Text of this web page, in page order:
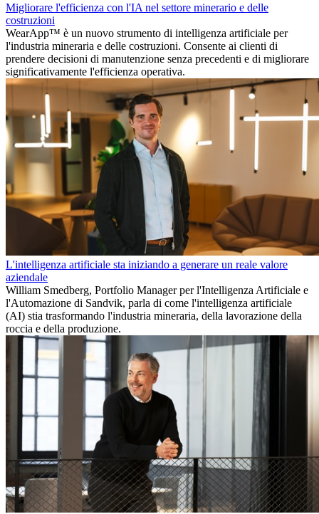
Migliorare l'efficienza con l'IA nel settore minerario e delle
costruzioni
WearApp™ è un nuovo strumento di intelligenza artificiale per
l'industria mineraria e delle costruzioni. Consente ai clienti di
prendere decisioni di manutenzione senza precedenti e di migliorare
significativamente l'efficienza operativa.
L'intelligenza artificiale sta iniziando a generare un reale valore
aziendale
William Smedberg, Portfolio Manager per l'Intelligenza Artificiale e
l'Automazione di Sandvik, parla di come l'intelligenza artificiale
(AI) stia trasformando l'industria mineraria, della lavorazione della
roccia e della produzione.